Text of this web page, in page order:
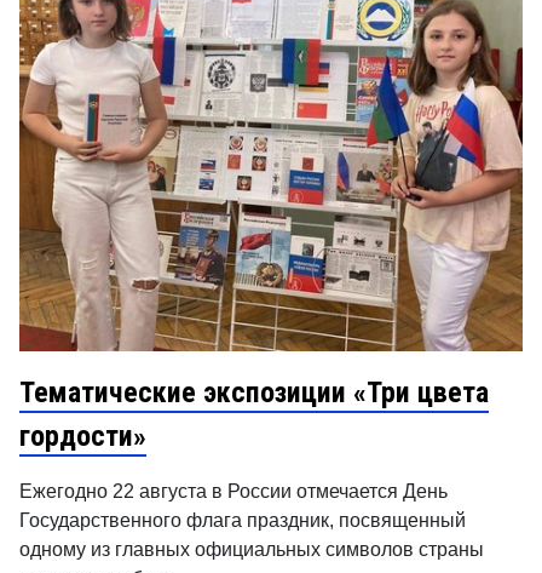
Тематические экспозиции «Три цвета
гордости»
Ежегодно 22 августа в России отмечается День
Государственного флага праздник, посвященный
одному из главных официальных символов страны